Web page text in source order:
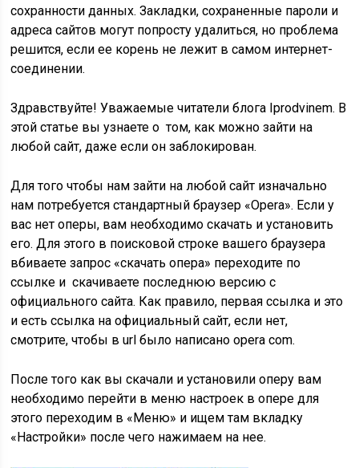
сохранности данных. Закладки, сохраненные пароли и
адреса сайтов могут попросту удалиться, но проблема
решится, если ее корень не лежит в самом интернет-
соединении.
Здравствуйте! Уважаемые читатели блога Iprodvinem. В
этой статье вы узнаете о том, как можно зайти на
любой сайт, даже если он заблокирован.
Для того чтобы нам зайти на любой сайт изначально
нам потребуется стандартный браузер «Opera». Если у
вас нет оперы, вам необходимо скачать и установить
его. Для этого в поисковой строке вашего браузера
вбиваете запрос «скачать опера» переходите по
ссылке и скачиваете последнюю версию с
официального сайта. Как правило, первая ссылка и это
и есть ссылка на официальный сайт, если нет,
смотрите, чтобы в url было написано opera com.
После того как вы скачали и установили оперу вам
необходимо перейти в меню настроек в опере для
этого переходим в «Меню» и ищем там вкладку
«Настройки» после чего нажимаем на нее.